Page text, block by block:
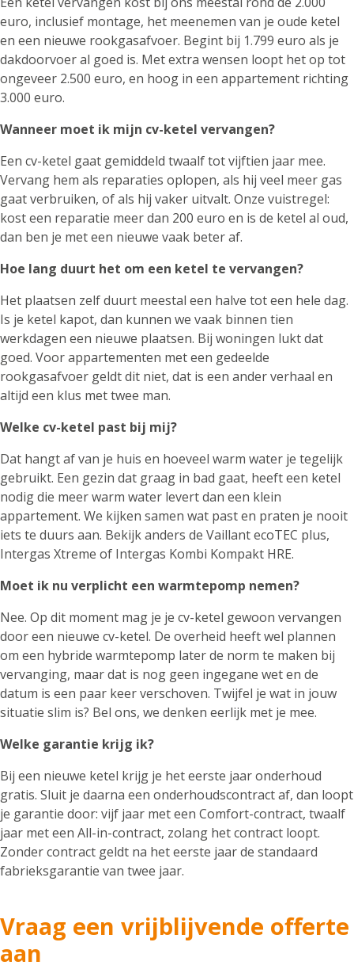
euro, inclusief montage, het meenemen van je oude ketel
en een nieuwe rookgasafvoer. Begint bij 1.799 euro als je
dakdoorvoer al goed is. Met extra wensen loopt het op tot
ongeveer 2.500 euro, en hoog in een appartement richting
3.000 euro.
Wanneer moet ik mijn cv-ketel vervangen?
Een cv-ketel gaat gemiddeld twaalf tot vijftien jaar mee.
Vervang hem als reparaties oplopen, als hij veel meer gas
gaat verbruiken, of als hij vaker uitvalt. Onze vuistregel:
kost een reparatie meer dan 200 euro en is de ketel al oud,
dan ben je met een nieuwe vaak beter af.
Hoe lang duurt het om een ketel te vervangen?
Het plaatsen zelf duurt meestal een halve tot een hele dag.
Is je ketel kapot, dan kunnen we vaak binnen tien
werkdagen een nieuwe plaatsen. Bij woningen lukt dat
goed. Voor appartementen met een gedeelde
rookgasafvoer geldt dit niet, dat is een ander verhaal en
altijd een klus met twee man.
Welke cv-ketel past bij mij?
Dat hangt af van je huis en hoeveel warm water je tegelijk
gebruikt. Een gezin dat graag in bad gaat, heeft een ketel
nodig die meer warm water levert dan een klein
appartement. We kijken samen wat past en praten je nooit
iets te duurs aan. Bekijk anders de Vaillant ecoTEC plus,
Intergas Xtreme of Intergas Kombi Kompakt HRE.
Moet ik nu verplicht een warmtepomp nemen?
Nee. Op dit moment mag je je cv-ketel gewoon vervangen
door een nieuwe cv-ketel. De overheid heeft wel plannen
om een hybride warmtepomp later de norm te maken bij
vervanging, maar dat is nog geen ingegane wet en de
datum is een paar keer verschoven. Twijfel je wat in jouw
situatie slim is? Bel ons, we denken eerlijk met je mee.
Welke garantie krijg ik?
Bij een nieuwe ketel krijg je het eerste jaar onderhoud
gratis. Sluit je daarna een onderhoudscontract af, dan loopt
je garantie door: vijf jaar met een Comfort-contract, twaalf
jaar met een All-in-contract, zolang het contract loopt.
Zonder contract geldt na het eerste jaar de standaard
fabrieksgarantie van twee jaar.
Vraag een vrijblijvende offerte
aan